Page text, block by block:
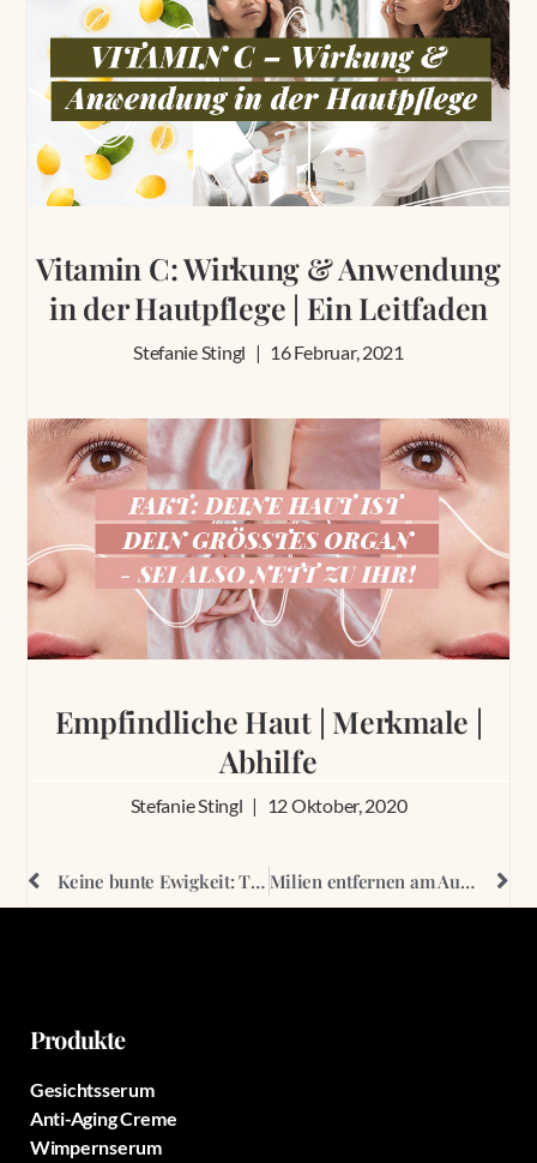
Vitamin C: Wirkung & Anwendung
in der Hautpflege | Ein Leitfaden
Stefanie Stingl 16 Februar, 2021
Empfindliche Haut | Merkmale |
Abhilfe
Stefanie Stingl 12 Oktober, 2020
Keine bunte Ewigkeit: Tattooentfernung mit dem Laser Milien entfernen am Auge und im Gesicht – Vorsicht!
Produkte
Gesichtsserum
Anti-Aging Creme
Wimpernserum